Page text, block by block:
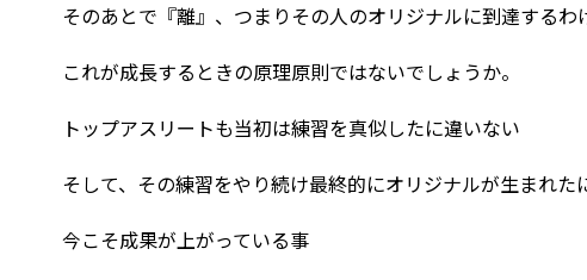
そのあとで『離』、つまりその人のオリジナルに到達するわ
これが成長するときの原理原則ではないでしょうか。
トップアスリートも当初は練習を真似したに違いない
そして、その練習をやり続け最終的にオリジナルが生まれた
今こそ成果が上がっている事